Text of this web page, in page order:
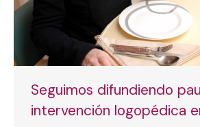
Seguimos difundiendo
intervención logopédica